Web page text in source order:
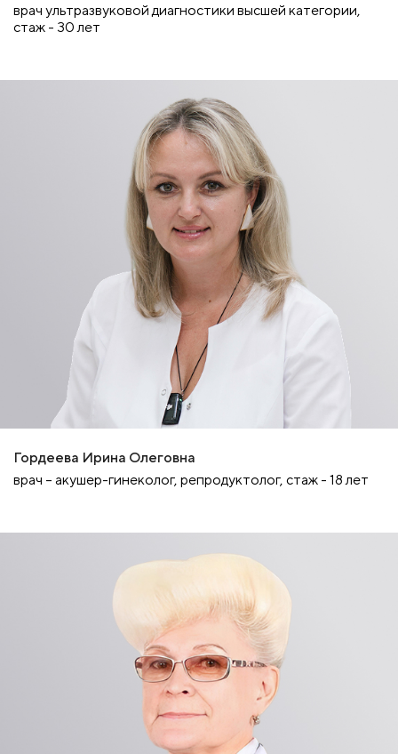
врач ультразвуковой диагностики высшей категории,
стаж - 30 лет
Гордеева Ирина Олеговна
врач – акушер-гинеколог, репродуктолог, стаж - 18 лет